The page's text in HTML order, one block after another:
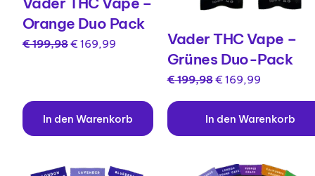
Orange Duo Pack
€199,98€ 169,99
In den Warenkorb
Vader THC Vape –
Grünes Duo-Pack
€199,98€ 169,99
In den Warenkorb